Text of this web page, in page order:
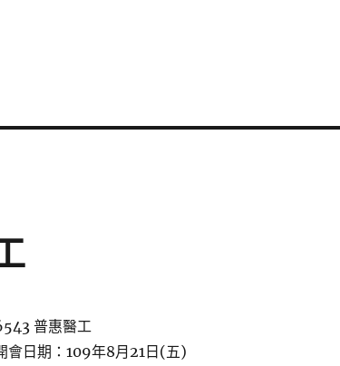
普惠醫工
會日期：109年8月21日(五)